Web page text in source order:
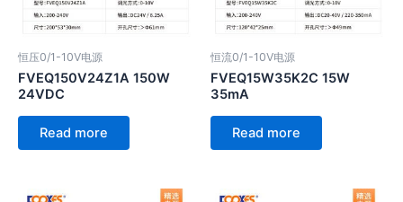
恒压0/1-10V电源
FVEQ150V24Z1A 150W
24VDC
Read more
恒流0/1-10V电源
FVEQ15W35K2C 15W
35mA
Read more